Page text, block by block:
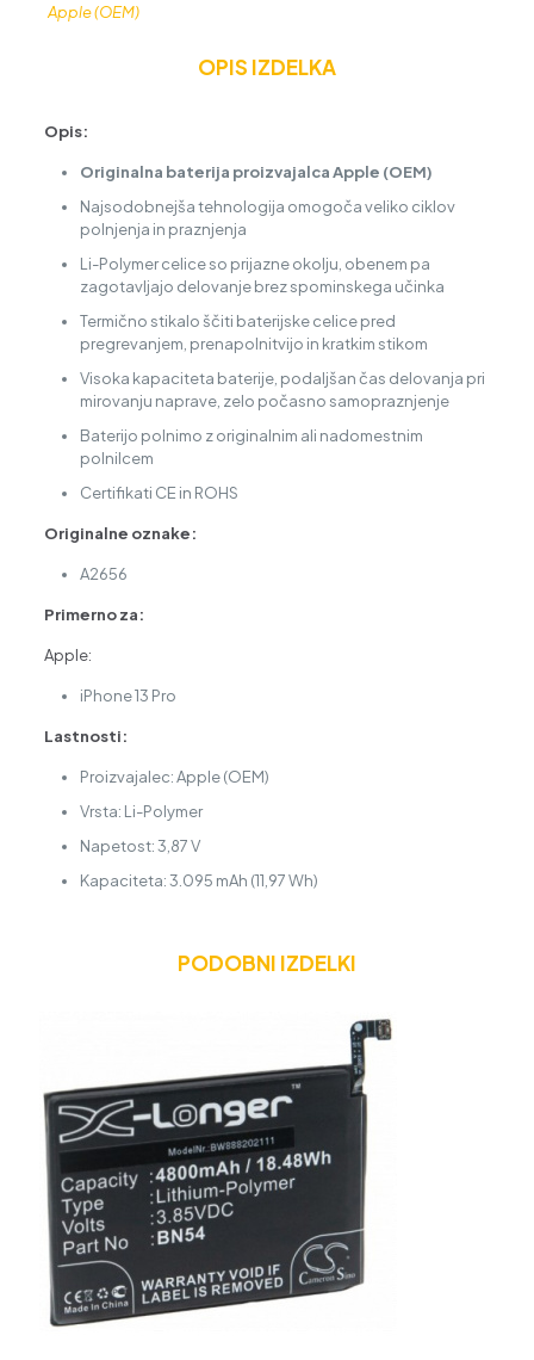
Apple (OEM)
OPIS IZDELKA
Opis:
Originalna baterija proizvajalca Apple (OEM)
Najsodobnejša tehnologija omogoča veliko ciklov
polnjenja in praznjenja
Li-Polymer celice so prijazne okolju, obenem pa
zagotavljajo delovanje brez spominskega učinka
Termično stikalo ščiti baterijske celice pred
pregrevanjem, prenapolnitvijo in kratkim stikom
Visoka kapaciteta baterije, podaljšan čas delovanja pri
mirovanju naprave, zelo počasno samopraznjenje
Baterijo polnimo z originalnim ali nadomestnim
polnilcem
Certifikati CE in ROHS
Originalne oznake:
A2656
Primerno za:
Apple:
iPhone 13 Pro
Lastnosti:
Proizvajalec: Apple (OEM)
Vrsta: Li-Polymer
Napetost: 3,87 V
Kapaciteta: 3.095 mAh (11,97 Wh)
PODOBNI IZDELKI